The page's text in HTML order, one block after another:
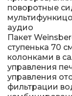
поворотные
аудио
Пакет
ступенька 70
колонками в
управления
управления
фильтрации